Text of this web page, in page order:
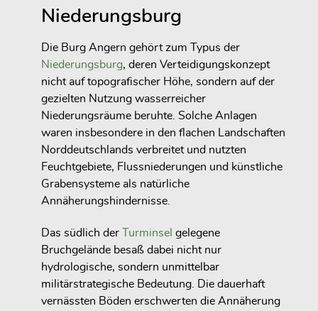
Niederungsburg
Die Burg Angern gehört zum Typus der
Niederungsburg, deren Verteidigungskonzept
nicht auf topografischer Höhe, sondern auf der
gezielten Nutzung wasserreicher
Niederungsräume beruhte. Solche Anlagen
waren insbesondere in den flachen Landschaften
Norddeutschlands verbreitet und nutzten
Feuchtgebiete, Flussniederungen und künstliche
Grabensysteme als natürliche
Annäherungshindernisse.
Das südlich der Turminsel gelegene
Bruchgelände besaß dabei nicht nur
hydrologische, sondern unmittelbar
militärstrategische Bedeutung. Die dauerhaft
vernässten Böden erschwerten die Annäherung